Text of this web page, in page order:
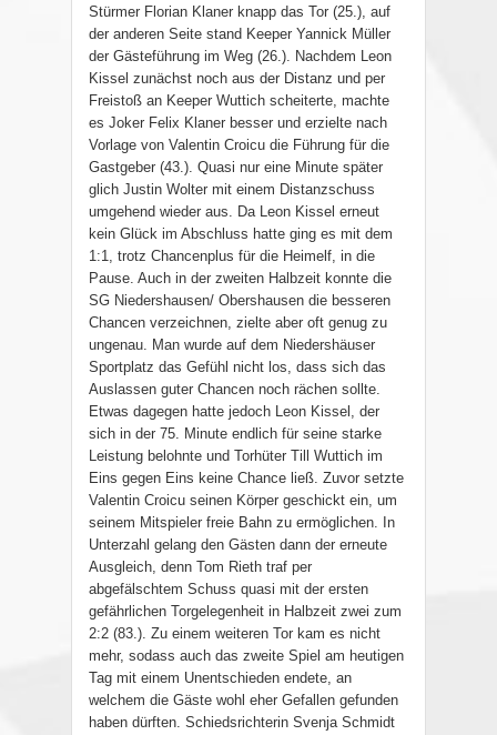
Stürmer Florian Klaner knapp das Tor (25.), auf
der anderen Seite stand Keeper Yannick Müller
der Gästeführung im Weg (26.). Nachdem Leon
Kissel zunächst noch aus der Distanz und per
Freistoß an Keeper Wuttich scheiterte, machte
es Joker Felix Klaner besser und erzielte nach
Vorlage von Valentin Croicu die Führung für die
Gastgeber (43.). Quasi nur eine Minute später
glich Justin Wolter mit einem Distanzschuss
umgehend wieder aus. Da Leon Kissel erneut
kein Glück im Abschluss hatte ging es mit dem
1:1, trotz Chancenplus für die Heimelf, in die
Pause. Auch in der zweiten Halbzeit konnte die
SG Niedershausen/ Obershausen die besseren
Chancen verzeichnen, zielte aber oft genug zu
ungenau. Man wurde auf dem Niedershäuser
Sportplatz das Gefühl nicht los, dass sich das
Auslassen guter Chancen noch rächen sollte.
Etwas dagegen hatte jedoch Leon Kissel, der
sich in der 75. Minute endlich für seine starke
Leistung belohnte und Torhüter Till Wuttich im
Eins gegen Eins keine Chance ließ. Zuvor setzte
Valentin Croicu seinen Körper geschickt ein, um
seinem Mitspieler freie Bahn zu ermöglichen. In
Unterzahl gelang den Gästen dann der erneute
Ausgleich, denn Tom Rieth traf per
abgefälschtem Schuss quasi mit der ersten
gefährlichen Torgelegenheit in Halbzeit zwei zum
2:2 (83.). Zu einem weiteren Tor kam es nicht
mehr, sodass auch das zweite Spiel am heutigen
Tag mit einem Unentschieden endete, an
welchem die Gäste wohl eher Gefallen gefunden
haben dürften. Schiedsrichterin Svenja Schmidt